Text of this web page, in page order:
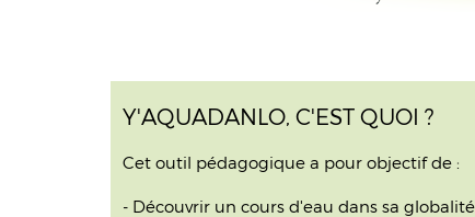
Y'AQUADANLO, C'EST QUOI ?
Cetoutil pédagogique a pour objectif de :
- Découvrir un cours d'eau dans sa globalité